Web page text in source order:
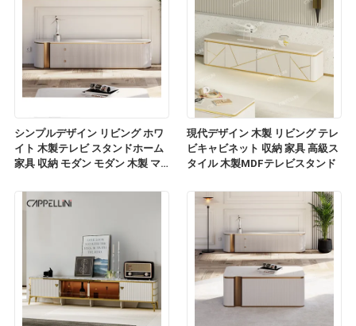
シンプルデザイン リビング ホワ
イト 木製テレビ スタンドホーム
家具 収納 モダン モダン 木製 マ
ャビネット
現代デザイン 木製 リビング テレ
ビキャビネット 収納 家具 高級ス
タイル 木製MDFテレビスタンド